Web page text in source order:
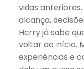
vidas
alcança,
Harry já sabe
voltar ao início.
experiências e